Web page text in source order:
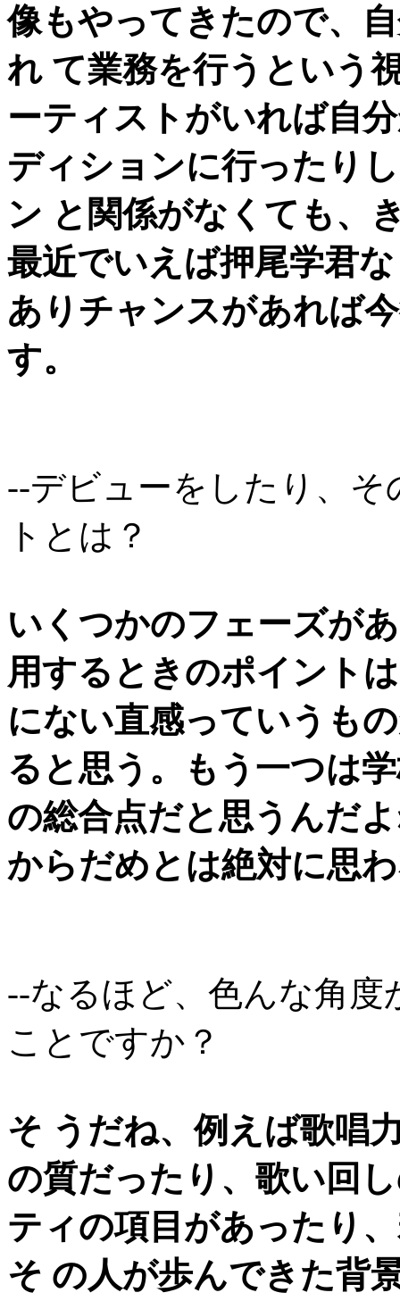
像もやってきたので、
れ て業務を行うという
ーティストがいれば自
ディションに行ったり
ン と関係がなくても、
最近でいえば押尾学君
ありチャンスがあれば
す。
--デビューをしたり、
トとは？
いくつかのフェーズが
用するときのポイント
にない直感っていうも
ると思う。もう一つは
の総合点だと思うんだ
からだめとは絶対に思
--なるほど、色んな角
ことですか？
そ うだね、例えば歌唱
の質だったり、歌い回
ティの項目があったり
そ の人が歩んできた背